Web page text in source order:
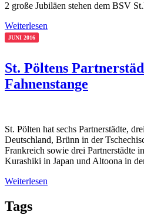
2 große Jubiläen stehen dem BSV
Weiterlesen
JUNI 2016
St. Pöltens
Fahnenstange
St. Pölten hat sechs Partnerstädte,
Deutschland, Brünn in der
Frankreich sowie drei Partnerstädte
Kurashiki in Japan und Altoona in
Weiterlesen
Tags